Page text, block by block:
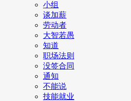
小组
谈加薪
劳动者
大智若愚
知道
职场法则
没签合同
通知
不能说
技能就业